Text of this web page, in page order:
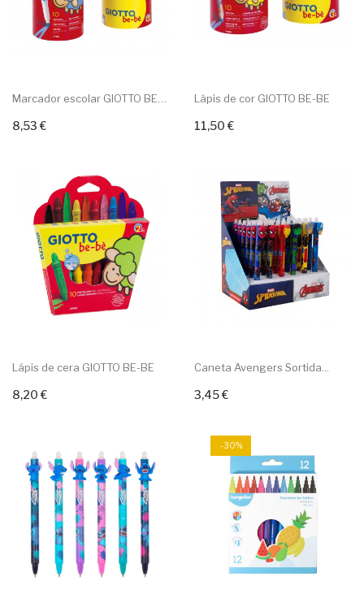
8,53 €Adicionar ao carrinho
Lápis de cor GIOTTO BE-BE
11,50 €Adicionar ao carrinho
Lápis de cera GIOTTO BE-BE
8,20 €Adicionar ao carrinho
Caneta Avengers Sortida...
3,45 €Adicionar ao carrinho
-30%